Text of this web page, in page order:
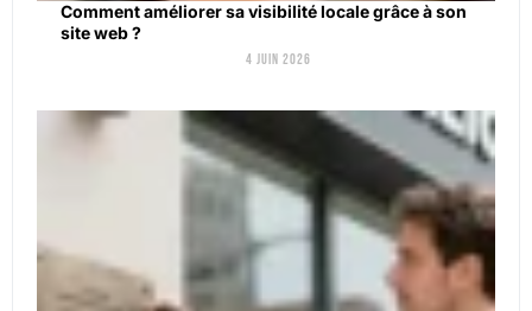
Comment améliorer sa visibilité locale grâce à son
site web ?
4 juin 2026